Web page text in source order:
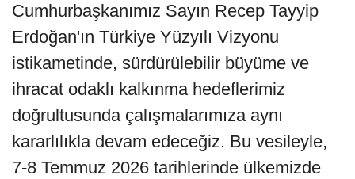
Cumhurbaşkanımız Sayın Recep Tayyip
Erdoğan'ın Türkiye Yüzyılı Vizyonu
istikametinde, sürdürülebilir büyüme ve
ihracat odaklı kalkınma hedeflerimiz
doğrultusunda çalışmalarımıza aynı
kararlılıkla devam edeceğiz. Bu vesileyle,
7-8 Temmuz 2026 tarihlerinde ülkemizde